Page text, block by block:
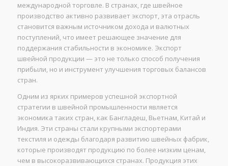
международной торговле. В странах, где швейное
производство активно развивает экспорт, эта отрасль
становится важным источником дохода и валютных
поступлений, что имеет решающее значение для
поддержания стабильности в экономике. Экспорт
швейной продукции — это не только способ получения
прибыли, но и инструмент улучшения торговых балансов
стран.
Одним из ярких примеров успешной экспортной
стратегии в швейной промышленности является
экономика таких стран, как Бангладеш, Вьетнам, Китай и
Индия. Эти страны стали крупными экспортерами
текстиля и одежды благодаря развитию швейных фабрик,
которые производят продукцию по более низким ценам,
чем в высокоразвивающихся странах. Продукция этих